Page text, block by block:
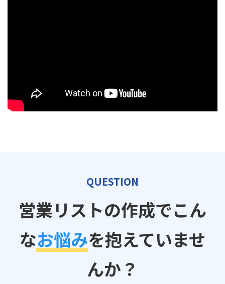
QUESTION
営業リストの作成でこん
なお悩みを抱えていませ
んか？